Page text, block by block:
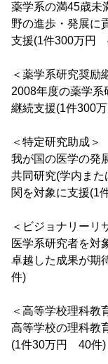
薬学系の満45歳未
野の進歩・発展に
支援(1件300万円
＜薬学系研究奨励
2008年度の薬学
継続支援(1件300
＜特定研究助成＞
我が国の医学の発
共同研究(学内ま
関を対象に支援(1
＜ビジョナリーリ
医学系研究者を対
卓越した成果が期
件)
＜高等学校理科教
高等学校の理科教
(1件30万円 40件)